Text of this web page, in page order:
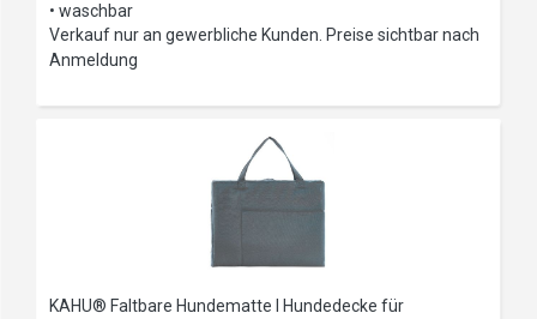
• waschbar
Verkauf nur an gewerbliche Kunden. Preise sichtbar nach
Anmeldung
KAHU® Faltbare Hundematte I Hundedecke für